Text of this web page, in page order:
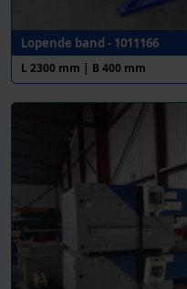
Lopende band - 1011166
L 2300 mm | B 400 mm